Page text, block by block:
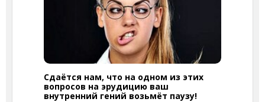
Сдаётся нам, что на одном из этих
вопросов на эрудицию ваш
внутренний гений возьмёт паузу!